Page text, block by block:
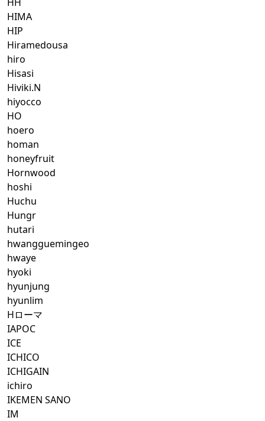
HIMA
HIP
Hiramedousa
hiro
Hisasi
Hiviki.N
hiyocco
HO
hoero
homan
honeyfruit
Hornwood
hoshi
Huchu
Hungr
hutari
hwangguemingeo
hwaye
hyoki
hyunjung
hyunlim
Hローマ
IAPOC
ICE
ICHICO
ICHIGAIN
ichiro
IKEMEN SANO
IM